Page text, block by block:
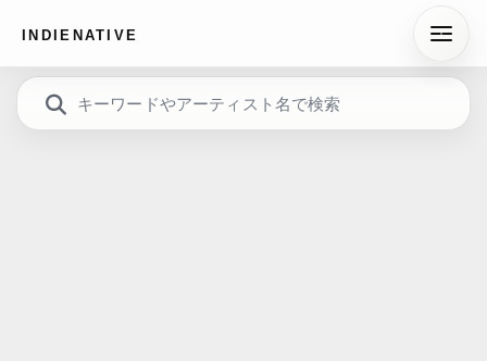
INDIENATIVE
キーワードやアーティスト名で検索